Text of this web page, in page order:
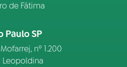
de Fátima
Paulo SP
nº 1.200
Leopoldina